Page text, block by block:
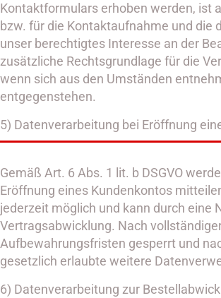
Kontaktformulars erhoben werden, ist
bzw. für die Kontaktaufnahme und die
unser berechtigtes Interesse an der
zusätzliche Rechtsgrundlage für die
wenn sich aus den Umständen
entgegenstehen.
5) Datenverarbeitung bei Eröffnung
Gemäß Art. 6 Abs. 1 lit. b DSGVO
Eröffnung eines Kundenkontos
jederzeit möglich und kann durch eine
Vertragsabwicklung. Nach
Aufbewahrungsfristen gesperrt und
gesetzlich erlaubte weitere
6) Datenverarbeitung zur